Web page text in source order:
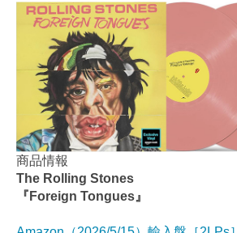
商品情報
The Rolling Stones
『Foreign Tongues』